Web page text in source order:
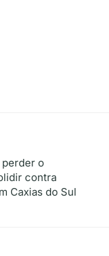
o
contra
Caxias do Sul